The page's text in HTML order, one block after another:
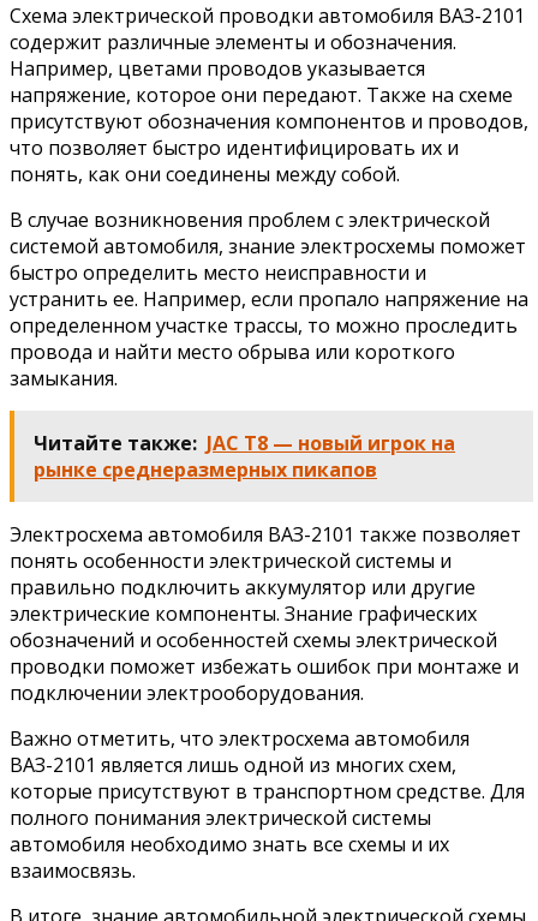
Схема электрической проводки автомобиля ВАЗ-2101
содержит различные элементы и обозначения.
Например, цветами проводов указывается
напряжение, которое они передают. Также на схеме
присутствуют обозначения компонентов и проводов,
что позволяет быстро идентифицировать их и
понять, как они соединены между собой.
В случае возникновения проблем с электрической
системой автомобиля, знание электросхемы поможет
быстро определить место неисправности и
устранить ее. Например, если пропало напряжение на
определенном участке трассы, то можно проследить
провода и найти место обрыва или короткого
замыкания.
Читайте также: JAC T8 — новый игрок на
рынке среднеразмерных пикапов
Электросхема автомобиля ВАЗ-2101 также позволяет
понять особенности электрической системы и
правильно подключить аккумулятор или другие
электрические компоненты. Знание графических
обозначений и особенностей схемы электрической
проводки поможет избежать ошибок при монтаже и
подключении электрооборудования.
Важно отметить, что электросхема автомобиля
ВАЗ-2101 является лишь одной из многих схем,
которые присутствуют в транспортном средстве. Для
полного понимания электрической системы
автомобиля необходимо знать все схемы и их
взаимосвязь.